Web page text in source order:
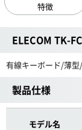
特徴
ELECOM TK-
有線キーボード/薄
製品仕様
モデル名